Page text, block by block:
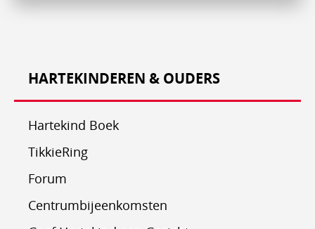
HARTEKINDEREN & OUDERS
Hartekind Boek
TikkieRing
Forum
Centrumbijeenkomsten